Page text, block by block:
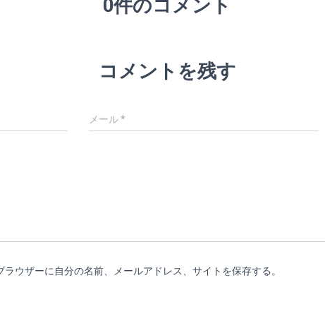
コメントを残す
メール*
ウザーに自分の名前、メールアドレス、サイトを保存する。